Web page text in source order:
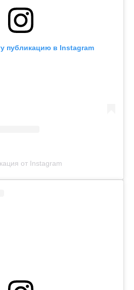
публикацию в Instagram
от Instagram